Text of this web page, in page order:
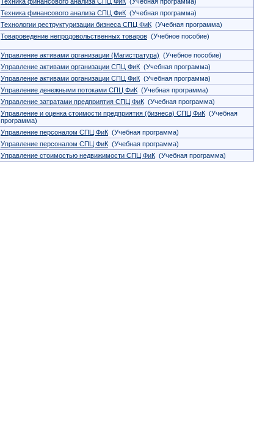
Техника финансового анализа СПЦ ФиК (Учебная программа)
Технологии реструктуризации бизнеса СПЦ ФиК (Учебная программа)
Товароведение непродовольственных товаров (Учебное пособие)
Управление активами организации (Магистратура) (Учебное пособие)
Управление активами организации СПЦ ФиК (Учебная программа)
Управление активами организации СПЦ ФиК (Учебная программа)
Управление денежными потоками СПЦ ФиК (Учебная программа)
Управление затратами предприятия СПЦ ФиК (Учебная программа)
Управление и оценка стоимости предприятия (бизнеса) СПЦ ФиК (Учебная
программа)
Управление персоналом СПЦ ФиК (Учебная программа)
Управление персоналом СПЦ ФиК (Учебная программа)
Управление стоимостью недвижимости СПЦ ФиК (Учебная программа)